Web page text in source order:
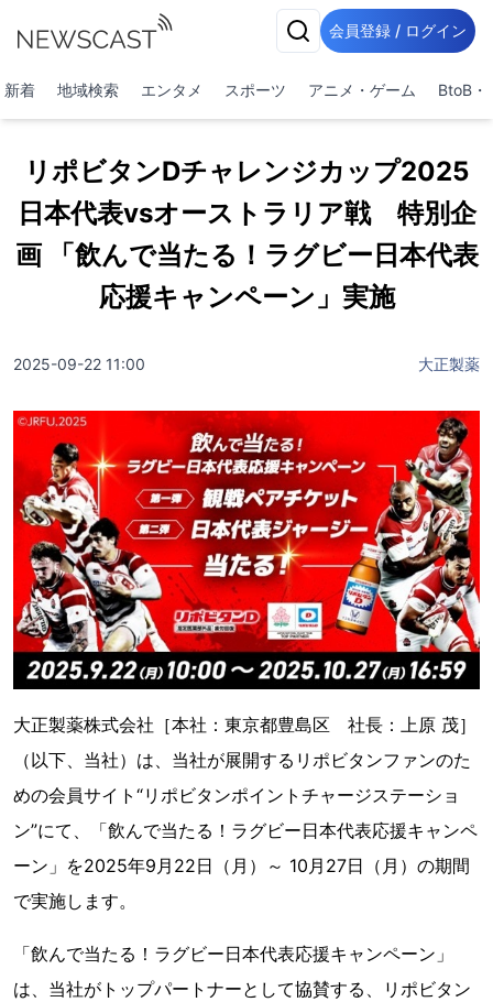
会員登録 / ログイン
新着 地域検索 エンタメ スポーツ アニメ・ゲーム BtoB・
リポビタンDチャレンジカップ2025
日本代表vsオーストラリア戦 特別企
画 「飲んで当たる！ラグビー日本代表
応援キャンペーン」実施
2025-09-22 11:00 大正製薬
大正製薬株式会社［本社：東京都豊島区 社長：上原 茂］
（以下、当社）は、当社が展開するリポビタンファンのた
めの会員サイト“リポビタンポイントチャージステーショ
ン”にて、「飲んで当たる！ラグビー日本代表応援キャンペ
ーン」を2025年9月22日（月）～ 10月27日（月）の期間
で実施します。
「飲んで当たる！ラグビー日本代表応援キャンペーン」
は、当社がトップパートナーとして協賛する、リポビタン